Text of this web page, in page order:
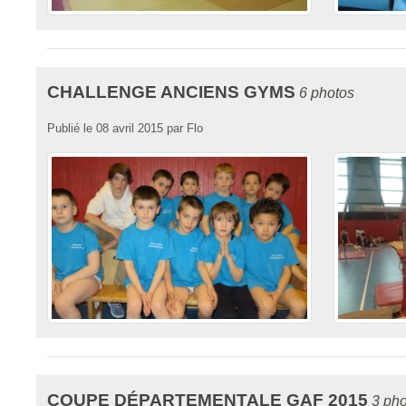
CHALLENGE ANCIENS GYMS 6 photos
Publié le 08 avril 2015 par Flo
COUPE DÉPARTEMENTALE GAF 2015 3